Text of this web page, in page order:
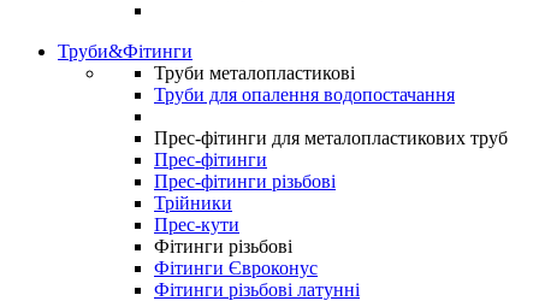
Труби&Фітинги
Труби металопластикові
Труби для опалення водопостачання
Прес-фітинги для металопластикових труб
Прес-фітинги
Прес-фітинги різьбові
Трійники
Прес-кути
Фітинги різьбові
Фітинги Євроконус
Фітинги різьбові латунні